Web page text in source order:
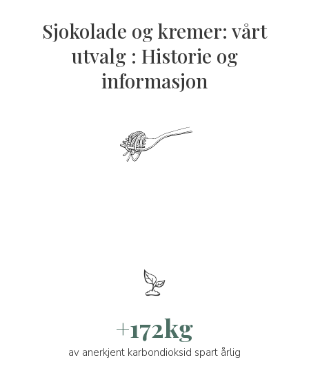
Sjokolade og kremer: vårt
utvalg : Historie og
informasjon
+172kg
av anerkjent karbondioksid spart årlig